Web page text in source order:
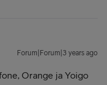
Forum|Forum|3 years ago
Orange ja Yoigo